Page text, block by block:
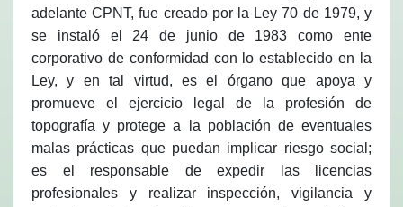
adelante CPNT, fue creado por la Ley 70 de 1979, y
se instaló el 24 de junio de 1983 como ente
corporativo de conformidad con lo establecido en la
Ley, y en tal virtud, es el órgano que apoya y
promueve el ejercicio legal de la profesión de
topografía y protege a la población de eventuales
malas prácticas que puedan implicar riesgo social;
es el responsable de expedir las licencias
profesionales y realizar inspección, vigilancia y